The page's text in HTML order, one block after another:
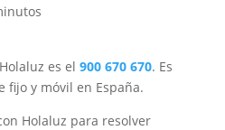
es el 900 670 670. Es
fijo y móvil en España.
Holaluz para resolver